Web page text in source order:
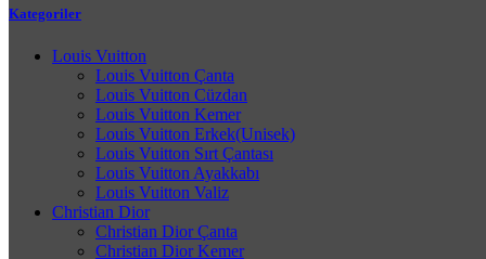
Kategoriler
Louis Vuitton
Louis Vuitton Çanta
Louis Vuitton Cüzdan
Louis Vuitton Kemer
Louis Vuitton Erkek(Unisek)
Louis Vuitton Sırt Çantası
Louis Vuitton Ayakkabı
Louis Vuitton Valiz
Christian Dior
Christian Dior Çanta
Christian Dior Kemer